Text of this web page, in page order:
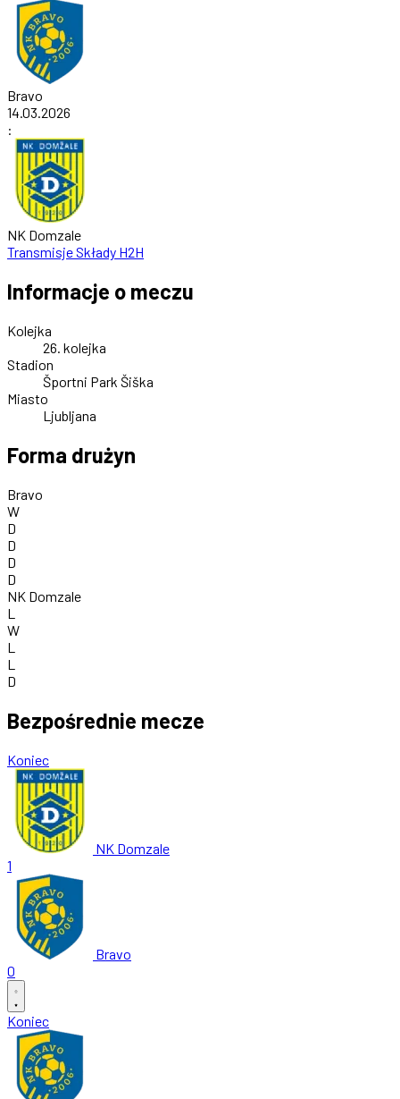
Bravo
14.03.2026
:
NK Domzale
TransmisjeSkłady H2H
Informacje o meczu
Kolejka
26. kolejka
Stadion
Športni Park Šiška
Miasto
Ljubljana
Forma drużyn
Bravo
W
D
D
D
D
NK Domzale
L
W
L
L
D
Bezpośrednie mecze
Koniec
NK Domzale
1
Bravo
0
Koniec